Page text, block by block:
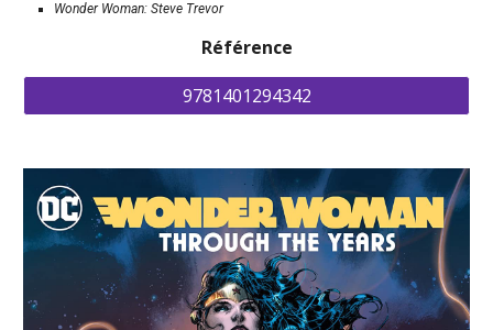
Wonder Woman: Steve Trevor
Référence
9781401294342